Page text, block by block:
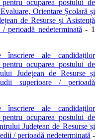
ocuparea postului de
Orientare Școlară și
de Resurse și Asistență
perioadă nedeterminată - 1
înscriere ale candidaților
ocuparea postului de
Județean de Resurse și
superioare / perioadă
înscriere ale candidaților
ocuparea postului de
Județean de Resurse și
/ perioadă nedeterminată -